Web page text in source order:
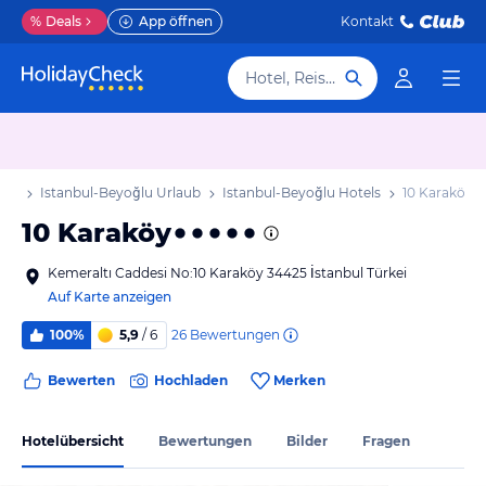
% Deals App öffnen Kontakt
Hotel, Reiseziel
Istanbul-Beyoğlu Urlaub Istanbul-Beyoğlu Hotels 10 Karaköy
10 Karaköy
Kemeraltı Caddesi No:10 Karaköy 34425 İstanbul Türkei
Auf Karte anzeigen
100% 5,9 / 6 26 Bewertungen
Bewerten Hochladen Merken
Hotelübersicht Bewertungen Bilder Fragen